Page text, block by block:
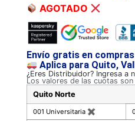
AGOTADO
Envío gratis en
Aplica para Quito,
¿Eres Distribuidor? Ingresa a
Los valores de las cuotas
Quito Norte
001 Universitaria ✖